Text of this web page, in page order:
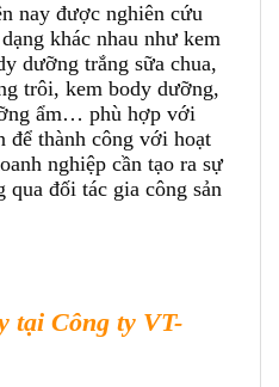
nay được nghiên cứu
khác nhau như kem
dưỡng trắng sữa chua,
trôi, kem body dưỡng,
ẩm… phù hợp với
để thành công với hoạt
nghiệp cần tạo ra sự
qua đối tác gia công sản
tại Công ty VT-